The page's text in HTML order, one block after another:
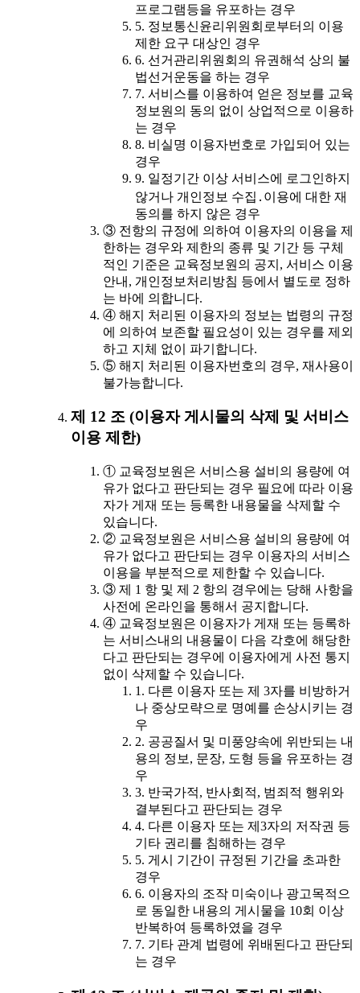
프로그램등을 유포하는 경우
5. 정보통신윤리위원회로부터의 이용
제한 요구 대상인 경우
6. 선거관리위원회의 유권해석 상의 불
법선거운동을 하는 경우
7. 서비스를 이용하여 얻은 정보를 교육
정보원의 동의 없이 상업적으로 이용하
는 경우
8. 비실명 이용자번호로 가입되어 있는
경우
9. 일정기간 이상 서비스에 로그인하지
않거나 개인정보 수집․이용에 대한 재
동의를 하지 않은 경우
③ 전항의 규정에 의하여 이용자의 이용을 제
한하는 경우와 제한의 종류 및 기간 등 구체
적인 기준은 교육정보원의 공지, 서비스 이용
안내, 개인정보처리방침 등에서 별도로 정하
는 바에 의합니다.
④ 해지 처리된 이용자의 정보는 법령의 규정
에 의하여 보존할 필요성이 있는 경우를 제외
하고 지체 없이 파기합니다.
⑤ 해지 처리된 이용자번호의 경우, 재사용이
불가능합니다.
제 12 조 (이용자 게시물의 삭제 및 서비스
이용 제한)
① 교육정보원은 서비스용 설비의 용량에 여
유가 없다고 판단되는 경우 필요에 따라 이용
자가 게재 또는 등록한 내용물을 삭제할 수
있습니다.
② 교육정보원은 서비스용 설비의 용량에 여
유가 없다고 판단되는 경우 이용자의 서비스
이용을 부분적으로 제한할 수 있습니다.
③ 제 1 항 및 제 2 항의 경우에는 당해 사항을
사전에 온라인을 통해서 공지합니다.
④ 교육정보원은 이용자가 게재 또는 등록하
는 서비스내의 내용물이 다음 각호에 해당한
다고 판단되는 경우에 이용자에게 사전 통지
없이 삭제할 수 있습니다.
1. 다른 이용자 또는 제 3자를 비방하거
나 중상모략으로 명예를 손상시키는 경
우
2. 공공질서 및 미풍양속에 위반되는 내
용의 정보, 문장, 도형 등을 유포하는 경
우
3. 반국가적, 반사회적, 범죄적 행위와
결부된다고 판단되는 경우
4. 다른 이용자 또는 제3자의 저작권 등
기타 권리를 침해하는 경우
5. 게시 기간이 규정된 기간을 초과한
경우
6. 이용자의 조작 미숙이나 광고목적으
로 동일한 내용의 게시물을 10회 이상
반복하여 등록하였을 경우
7. 기타 관계 법령에 위배된다고 판단되
는 경우